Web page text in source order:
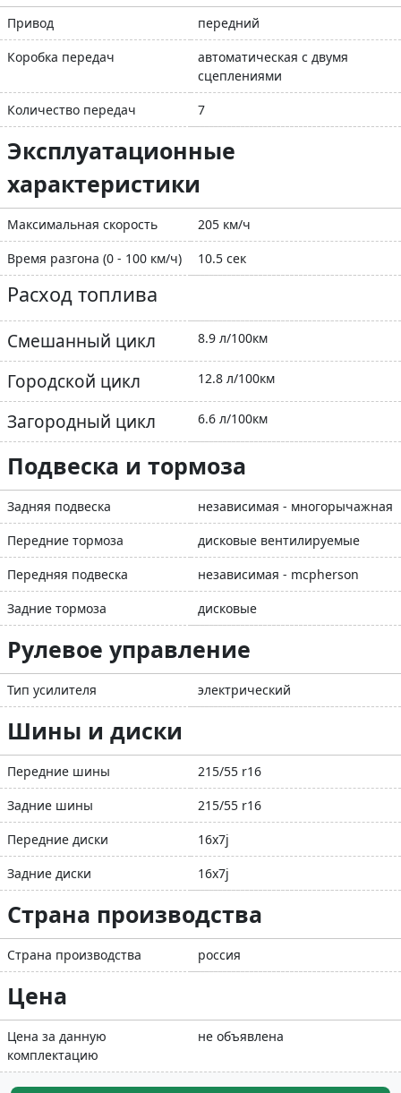
Привод
передний
Коробка передач
автоматическая с двумя
сцеплениями
Количество передач
7
Эксплуатационные
характеристики
Максимальная скорость
205 км/ч
Время разгона (0 - 100 км/ч)
10.5 сек
Расход топлива
Смешанный цикл 8.9 л/100км
Городской цикл 12.8 л/100км
Загородный цикл 6.6 л/100км
Подвеска и тормоза
Задняя подвеска
независимая - многорычажная
Передние тормоза
дисковые вентилируемые
Передняя подвеска
независимая - mcpherson
Задние тормоза
дисковые
Рулевое управление
Тип усилителя электрический
Шины и диски
Передние шины
215/55 r16
Задние шины
215/55 r16
Передние диски
16x7j
Задние диски
16x7j
Страна производства
Страна производства россия
Цена
Цена за данную
комплектацию
не объявлена